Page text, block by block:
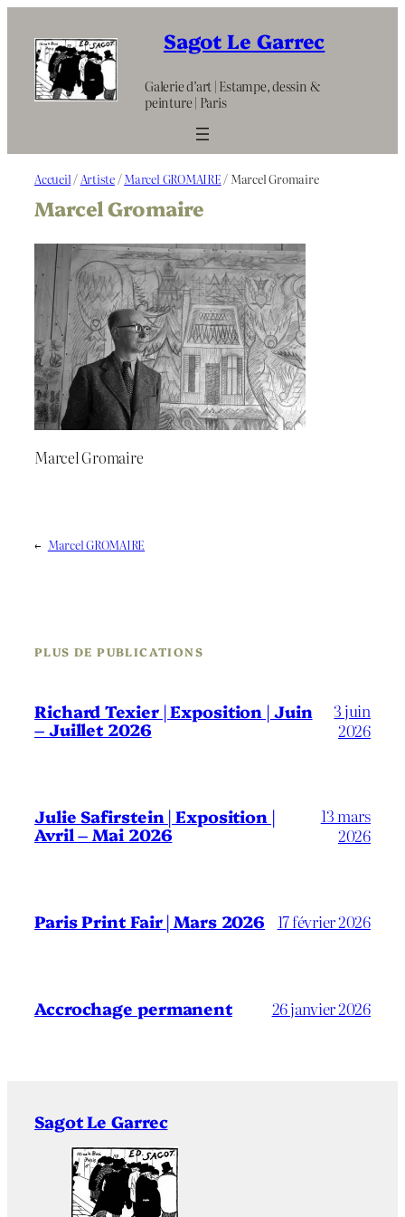
contenu
Sagot Le Garrec
Galerie d’art | Estampe, dessin &
peinture | Paris
Accueil / Artiste/Marcel GROMAIRE / Marcel Gromaire
Marcel Gromaire
Marcel Gromaire
← Marcel GROMAIRE
PLUS DE PUBLICATIONS
Richard Texier | Exposition | Juin
– Juillet 2026
3 juin
2026
Julie Safirstein | Exposition |
Avril – Mai 2026
13 mars
2026
Paris Print Fair | Mars 2026 17 février 2026
Accrochage permanent 26 janvier 2026
Sagot Le Garrec